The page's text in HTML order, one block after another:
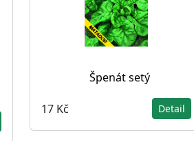
Špenát setý
17 Kč Detail